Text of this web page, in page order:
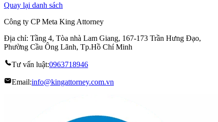
Quay lại danh sách
Công ty CP Meta King Attorney
Địa chỉ: Tầng 4, Tòa nhà Lam Giang, 167-173 Trần Hưng Đạo,
Phường Cầu Ông Lãnh, Tp.Hồ Chí Minh
Tư vấn luật:0963718946
Email:info@kingattorney.com.vn